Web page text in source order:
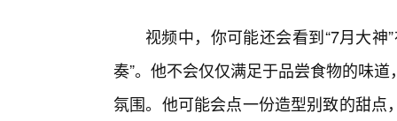
视频中，你可能还会看到“7月大
奏”。他不会仅仅满足于品尝食物的味
氛围。他可能会点一份造型别致的甜